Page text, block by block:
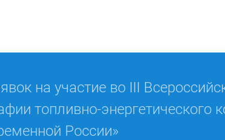
на участие во III
топливно-энергетического
России»